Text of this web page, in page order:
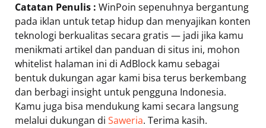
Catatan Penulis : WinPoin sepenuhnya bergantung
pada iklan untuk tetap hidup dan menyajikan konten
teknologi berkualitas secara gratis — jadi jika kamu
menikmati artikel dan panduan di situs ini, mohon
whitelist halaman ini di AdBlock kamu sebagai
bentuk dukungan agar kami bisa terus berkembang
dan berbagi insight untuk pengguna Indonesia.
Kamu juga bisa mendukung kami secara langsung
melalui dukungan di Saweria. Terima kasih.